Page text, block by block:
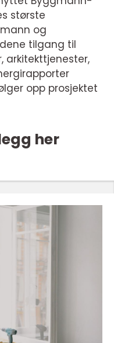
største
og
tilgang til
arkitekttjenester,
opp prosjektet
her